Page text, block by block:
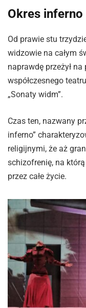
Okres inferno
Od prawie stu
widzowie na całym
naprawdę przeżył na
współczesnego
„Sonaty widm”.
Czas ten, nazwany
inferno”
religijnymi, że aż
schizofrenię, na
przez całe życie.